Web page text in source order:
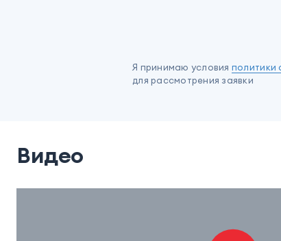
Я принимаю условия политики
для рассмотрения заявки
Видео